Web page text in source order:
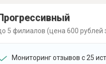
5 филиалов (цена 600 рублей
Мониторинг отзывов с 25